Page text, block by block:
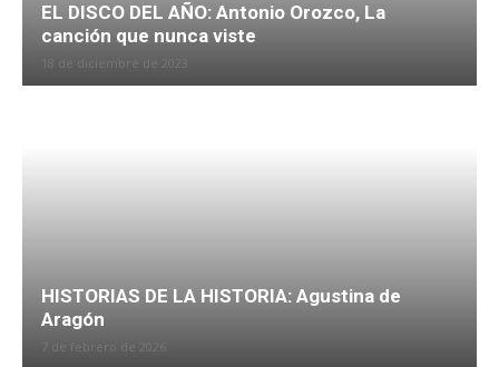
EL DISCO DEL AÑO: Antonio Orozco, La
canción que nunca viste
18 de diciembre de 2023
HISTORIAS DE LA HISTORIA: Agustina de
Aragón
7 de febrero de 2026